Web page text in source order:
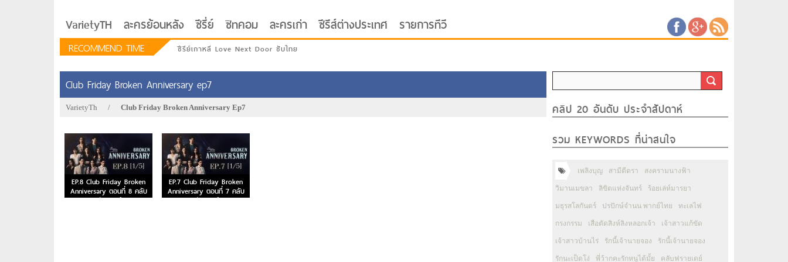
VarietyTH ละครย้อนหลัง ซีรี่ย์ ซิทคอม ละครเก่า ซีรีส์ต่างประเทศ รายการทีวี
RECOMMEND TIME ซีรีย์เกาหลี Love Next Door ซับไทย
Club Friday Broken Anniversary ep7
VarietyTh / Club Friday Broken Anniversary Ep7
EP.8 Club Friday Broken
Anniversary ตอนที่ 8 คลับ
ฟรายเดย์
EP.7 Club Friday Broken
Anniversary ตอนที่ 7 คลับ
ฟรายเดย์
คลิป 20 อันดับ ประจำสัปดาห์
รวม KEYWORDS ที่น่าสนใจ
เพลิงบุญ สามีตีตรา สงครามนางฟ้า
วิมานเมขลา ลิขิตแห่งจันทร์ ร้อยเล่ห์มารยา
มธุรสโลกันตร์ ปรปักษ์จำนน พากย์ไทย ทะเลไฟ
กรงกรรม เสือตัดสิงห์ลิงหลอกเจ้า เจ้าสาวแก้ขัด
เจ้าสาวบ้านไร่ รักนี้เจ้านายจอง รักนี้เจ้านายจอง
รักนะเป็ดโง่ พี่ว้ากคะรักหนูได้มั้ย คลับฟรายเดย์